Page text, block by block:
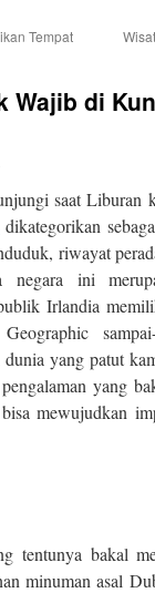
Tempat
Wajib di
saat Liburan
dikategorikan
riwayat
negara ini
Irlandia
yang patut
yang
mewujudkan
bakal
minuman asal